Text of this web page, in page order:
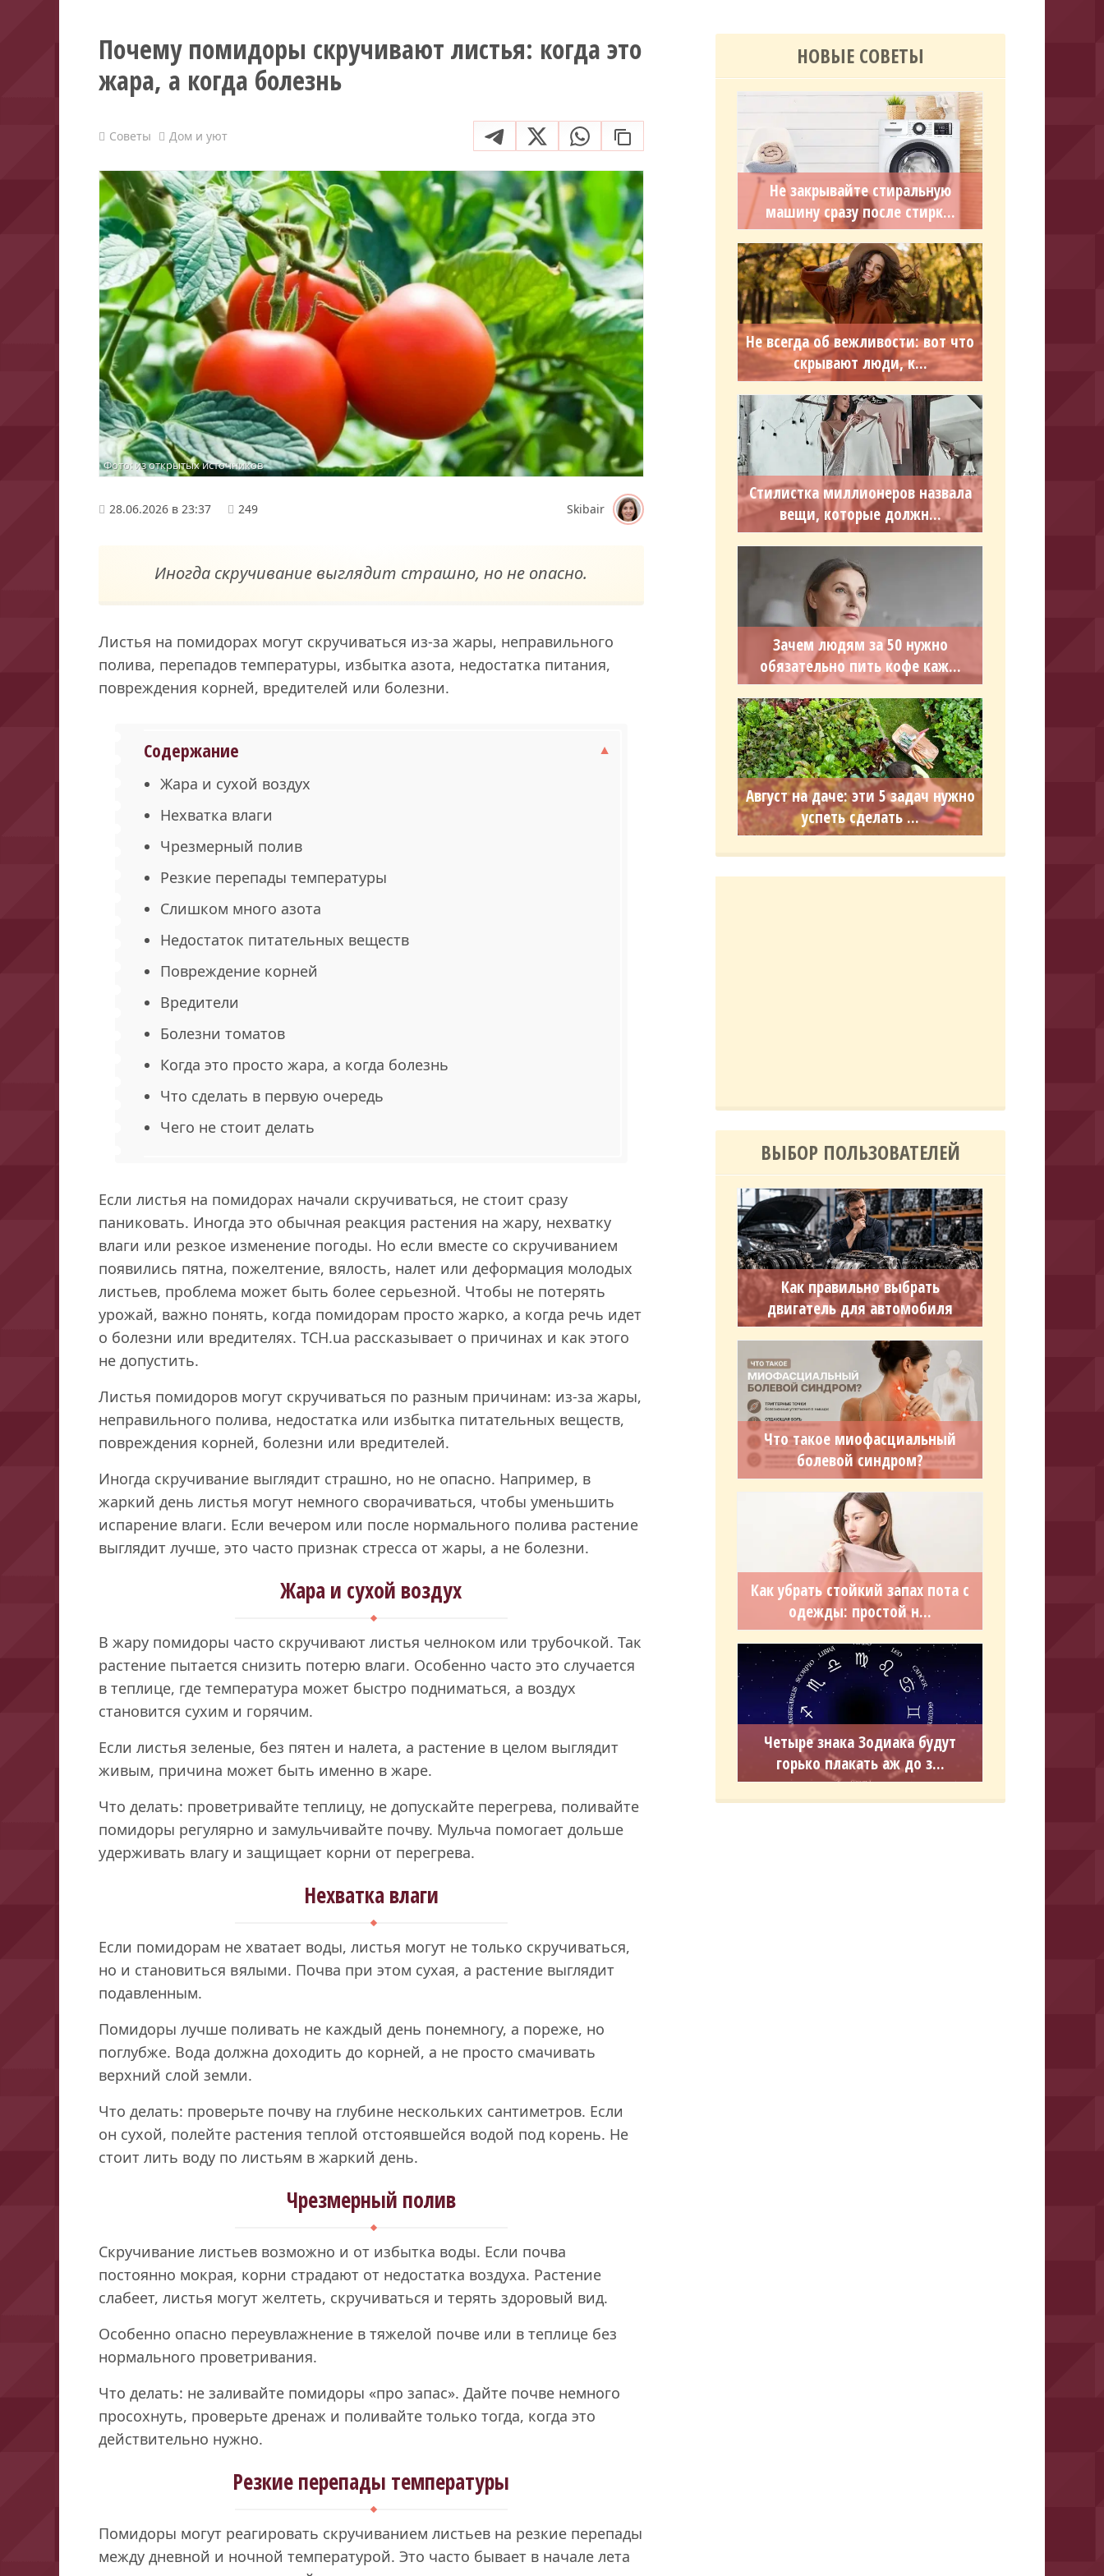
Почему помидоры скручивают листья: когда это
жара, а когда болезнь
Советы Дом и уют
Фото: из открытых источников
28.06.2026 в 23:37 249 Skibair
Иногда скручивание выглядит страшно, но не опасно.
Листья на помидорах могут скручиваться из-за жары, неправильного
полива, перепадов температуры, избытка азота, недостатка питания,
повреждения корней, вредителей или болезни.
Содержание
Жара и сухой воздух
Нехватка влаги
Чрезмерный полив
Резкие перепады температуры
Слишком много азота
Недостаток питательных веществ
Повреждение корней
Вредители
Болезни томатов
Когда это просто жара, а когда болезнь
Что сделать в первую очередь
Чего не стоит делать
Если листья на помидорах начали скручиваться, не стоит сразу
паниковать. Иногда это обычная реакция растения на жару, нехватку
влаги или резкое изменение погоды. Но если вместе со скручиванием
появились пятна, пожелтение, вялость, налет или деформация молодых
листьев, проблема может быть более серьезной. Чтобы не потерять
урожай, важно понять, когда помидорам просто жарко, а когда речь идет
о болезни или вредителях. ТСН.ua рассказывает о причинах и как этого
не допустить.
Листья помидоров могут скручиваться по разным причинам: из-за жары,
неправильного полива, недостатка или избытка питательных веществ,
повреждения корней, болезни или вредителей.
Иногда скручивание выглядит страшно, но не опасно. Например, в
жаркий день листья могут немного сворачиваться, чтобы уменьшить
испарение влаги. Если вечером или после нормального полива растение
выглядит лучше, это часто признак стресса от жары, а не болезни.
Жара и сухой воздух
В жару помидоры часто скручивают листья челноком или трубочкой. Так
растение пытается снизить потерю влаги. Особенно часто это случается
в теплице, где температура может быстро подниматься, а воздух
становится сухим и горячим.
Если листья зеленые, без пятен и налета, а растение в целом выглядит
живым, причина может быть именно в жаре.
Что делать: проветривайте теплицу, не допускайте перегрева, поливайте
помидоры регулярно и замульчивайте почву. Мульча помогает дольше
удерживать влагу и защищает корни от перегрева.
Нехватка влаги
Если помидорам не хватает воды, листья могут не только скручиваться,
но и становиться вялыми. Почва при этом сухая, а растение выглядит
подавленным.
Помидоры лучше поливать не каждый день понемногу, а пореже, но
поглубже. Вода должна доходить до корней, а не просто смачивать
верхний слой земли.
Что делать: проверьте почву на глубине нескольких сантиметров. Если
он сухой, полейте растения теплой отстоявшейся водой под корень. Не
стоит лить воду по листьям в жаркий день.
Чрезмерный полив
Скручивание листьев возможно и от избытка воды. Если почва
постоянно мокрая, корни страдают от недостатка воздуха. Растение
слабеет, листья могут желтеть, скручиваться и терять здоровый вид.
Особенно опасно переувлажнение в тяжелой почве или в теплице без
нормального проветривания.
Что делать: не заливайте помидоры «про запас». Дайте почве немного
просохнуть, проверьте дренаж и поливайте только тогда, когда это
действительно нужно.
Резкие перепады температуры
Помидоры могут реагировать скручиванием листьев на резкие перепады
между дневной и ночной температурой. Это часто бывает в начале лета
НОВЫЕ СОВЕТЫ
Не закрывайте стиральную
машину сразу после стирк...
Не всегда об вежливости: вот что
скрывают люди, к...
Стилистка миллионеров назвала
вещи, которые должн...
Зачем людям за 50 нужно
обязательно пить кофе каж...
Август на даче: эти 5 задач нужно
успеть сделать ...
ВЫБОР ПОЛЬЗОВАТЕЛЕЙ
Как правильно выбрать
двигатель для автомобиля
Что такое миофасциальный
болевой синдром?
Как убрать стойкий запах пота с
одежды: простой н...
Четыре знака Зодиака будут
горько плакать аж до з...